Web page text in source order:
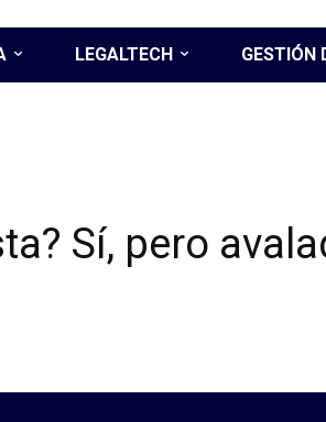
LEGALTECH GESTIÓN
Sí, pero